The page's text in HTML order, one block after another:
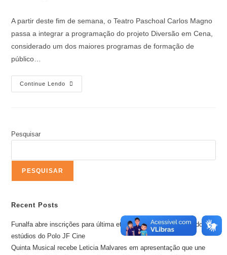
A partir deste fim de semana, o Teatro Paschoal Carlos Magno
passa a integrar a programação do projeto Diversão em Cena,
considerado um dos maiores programas de formação de
público…
Continue Lendo
Pesquisar
PESQUISAR
Recent Posts
Funalfa abre inscrições para última etapa do ano de ocupação dos
estúdios do Polo JF Cine
Quinta Musical recebe Leticia Malvares em apresentação que une